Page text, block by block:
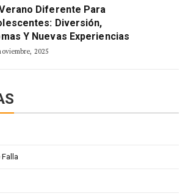
Diferente Para
Diversión,
Y Nuevas Experiencias
2025